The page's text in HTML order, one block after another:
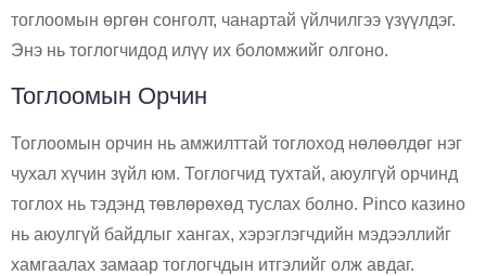
тоглоомын өргөн сонголт, чанартай үйлчилгээ үзүүлдэг.
Энэ нь тоглогчидод илүү их боломжийг олгоно.
Тоглоомын Орчин
Тоглоомын орчин нь амжилттай тоглоход нөлөөлдөг нэг
чухал хүчин зүйл юм. Тоглогчид тухтай, аюулгүй орчинд
тоглох нь тэдэнд төвлөрөхөд туслах болно. Pinco казино
нь аюулгүй байдлыг хангах, хэрэглэгчдийн мэдээллийг
хамгаалах замаар тоглогчдын итгэлийг олж авдаг.